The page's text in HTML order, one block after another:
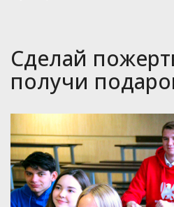
Сделай
получи